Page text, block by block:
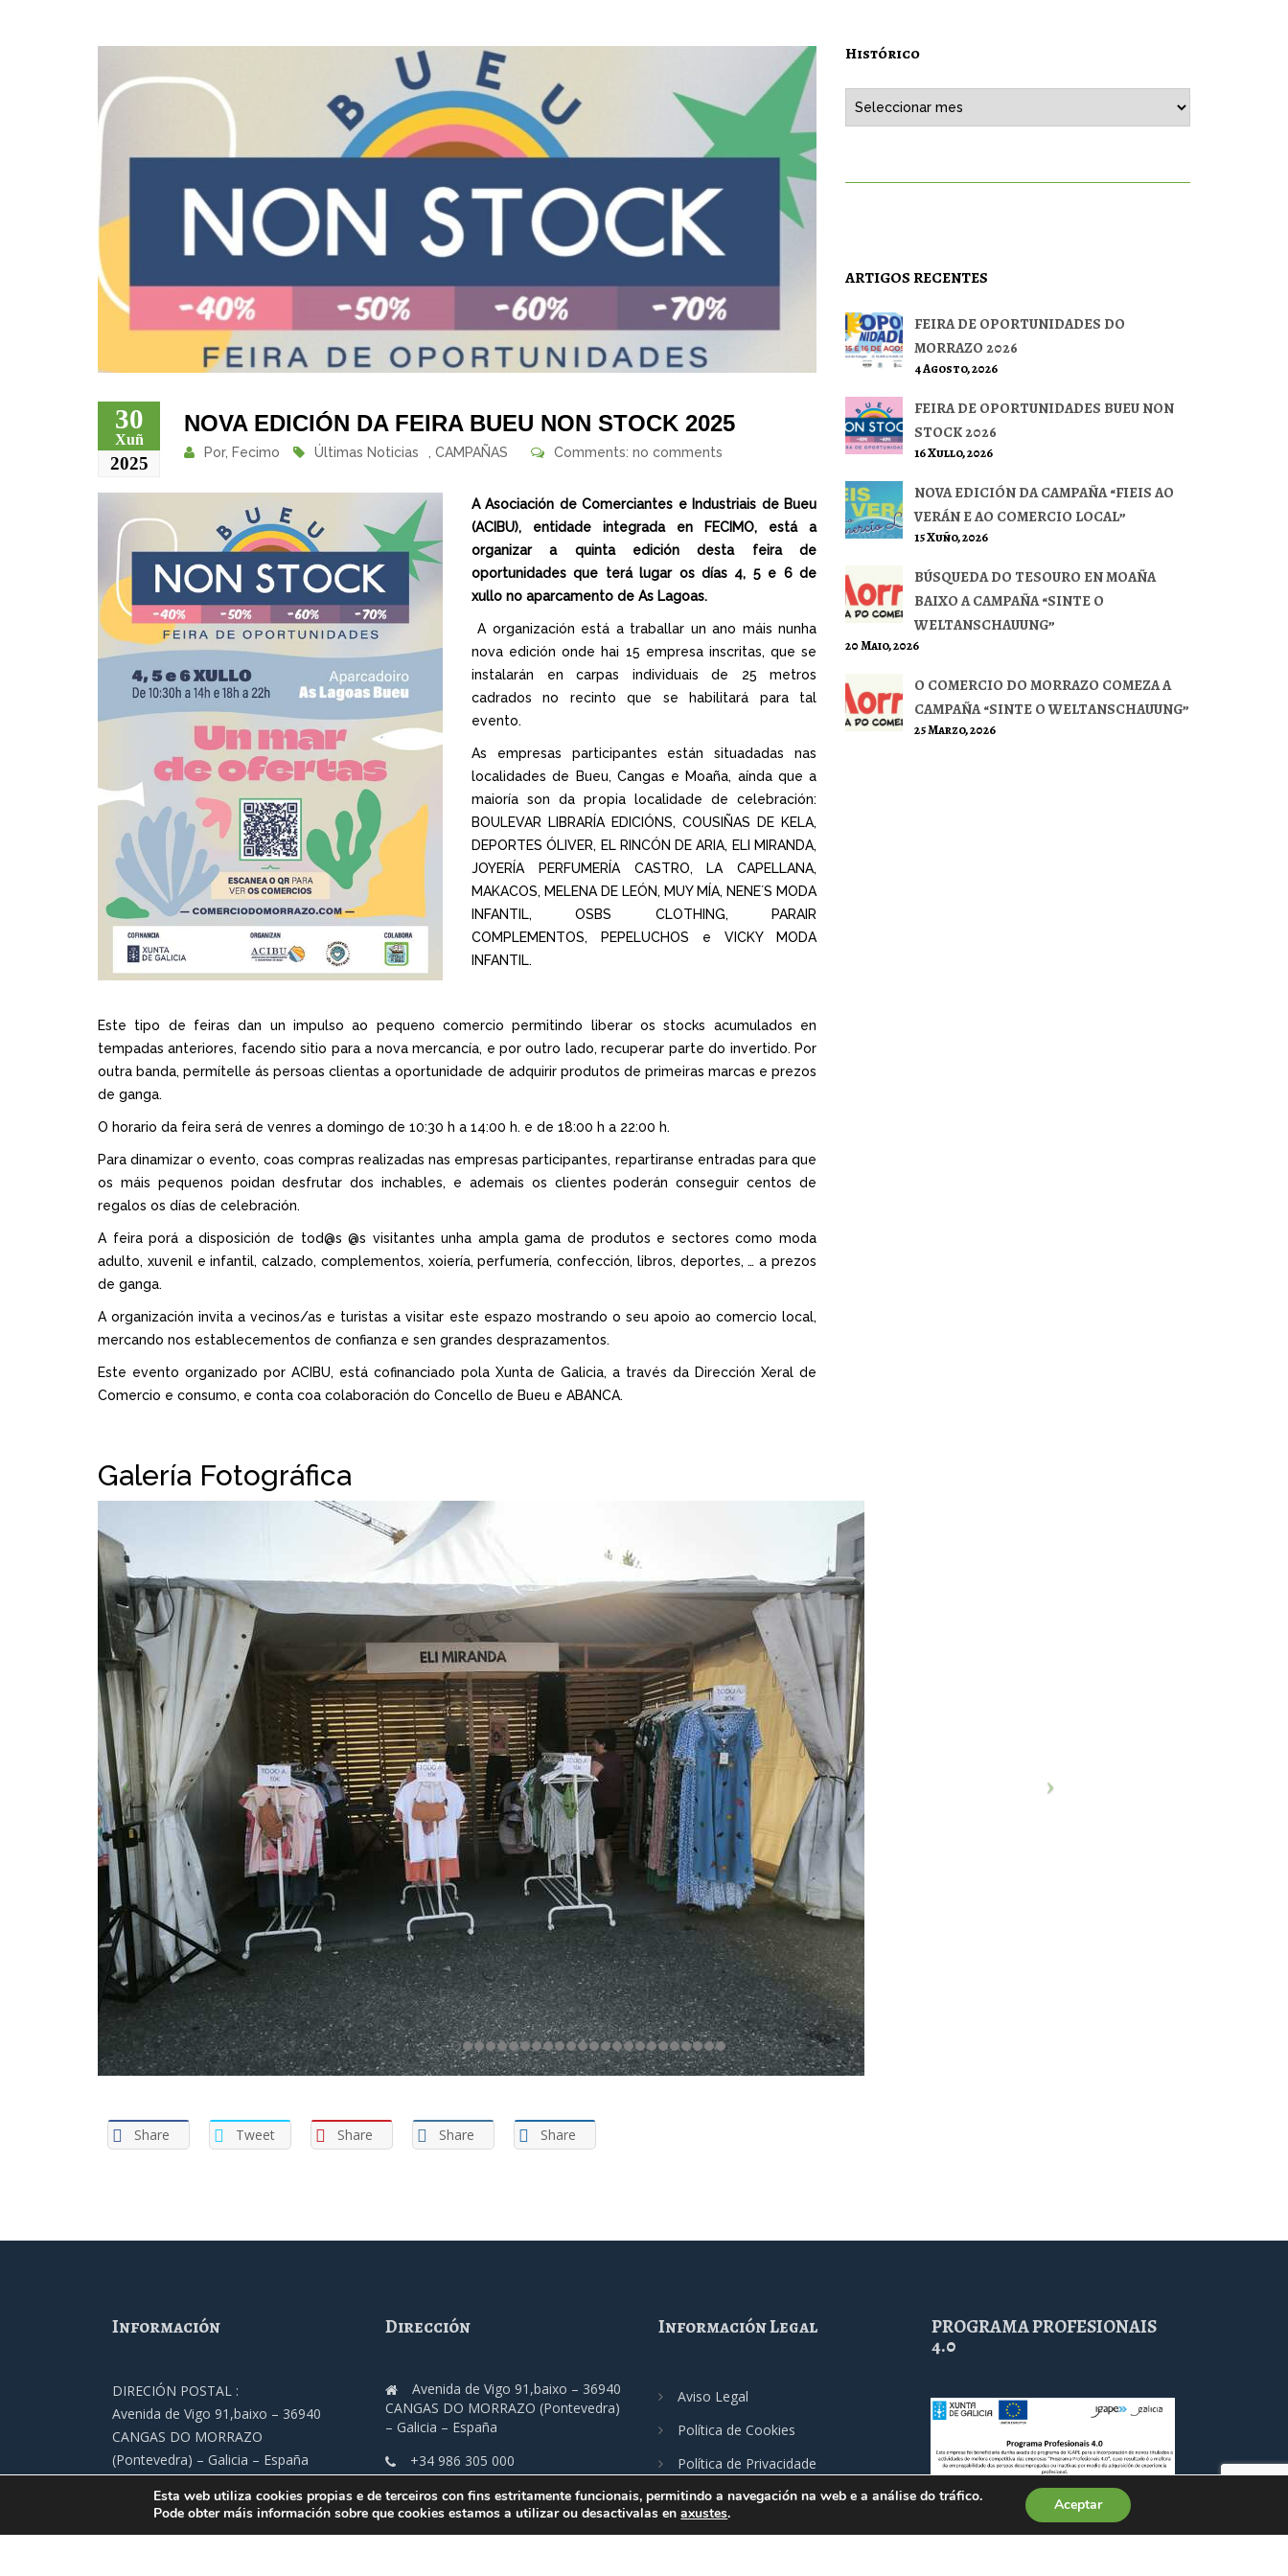
30
Xuñ
2025
NOVA EDICIÓN DA FEIRA BUEU NON STOCK 2025
Por, Fecimo Últimas Noticias CAMPAÑAS Comments: no comments
A Asociación de Comerciantes e Industriais de Bueu
(ACIBU), entidade integrada en FECIMO, está a
organizar a quinta edición desta feira de
oportunidades que terá lugar os días 4, 5 e 6 de
xullo no aparcamento de As Lagoas.
A organización está a traballar un ano máis nunha
nova edición onde hai 15 empresa inscritas, que se
instalarán en carpas individuais de 25 metros
cadrados no recinto que se habilitará para tal
evento.
As empresas participantes están situadadas nas
localidades de Bueu, Cangas e Moaña, aínda que a
maioría son da propia localidade de celebración:
BOULEVAR LIBRARÍA EDICIÓNS, COUSIÑAS DE KELA,
DEPORTES ÓLIVER, EL RINCÓN DE ARIA, ELI MIRANDA,
JOYERÍA PERFUMERÍA CASTRO, LA CAPELLANA,
MAKACOS, MELENA DE LEÓN, MUY MÍA, NENE´S MODA
INFANTIL, OSBS CLOTHING, PARAIR
COMPLEMENTOS, PEPELUCHOS e VICKY MODA
INFANTIL.
Este tipo de feiras dan un impulso ao pequeno comercio permitindo liberar os stocks acumulados en
tempadas anteriores, facendo sitio para a nova mercancía, e por outro lado, recuperar parte do invertido. Por
outra banda, permítelle ás persoas clientas a oportunidade de adquirir produtos de primeiras marcas e prezos
de ganga.
O horario da feira será de venres a domingo de 10:30 h a 14:00 h. e de 18:00 h a 22:00 h.
Para dinamizar o evento, coas compras realizadas nas empresas participantes, repartiranse entradas para que
os máis pequenos poidan desfrutar dos inchables, e ademais os clientes poderán conseguir centos de
regalos os días de celebración.
A feira porá a disposición de tod@s @s visitantes unha ampla gama de produtos e sectores como moda
adulto, xuvenil e infantil, calzado, complementos, xoiería, perfumería, confección, libros, deportes, … a prezos
de ganga.
A organización invita a vecinos/as e turistas a visitar este espazo mostrando o seu apoio ao comercio local,
mercando nos establecementos de confianza e sen grandes desprazamentos.
Este evento organizado por ACIBU, está cofinanciado pola Xunta de Galicia, a través da Dirección Xeral de
Comercio e consumo, e conta coa colaboración do Concello de Bueu e ABANCA.
Galería Fotográfica
Share Tweet Share Share Share
Histórico
ARTIGOS RECENTES
FEIRA DE OPORTUNIDADES DO
MORRAZO 2026
4 Agosto, 2026
FEIRA DE OPORTUNIDADES BUEU NON
STOCK 2026
16 Xullo, 2026
NOVA EDICIÓN DA CAMPAÑA “FIEIS AO
VERÁN E AO COMERCIO LOCAL”
15 Xuño, 2026
BÚSQUEDA DO TESOURO EN MOAÑA
BAIXO A CAMPAÑA “SINTE O
WELTANSCHAUUNG”
20 Maio, 2026
O COMERCIO DO MORRAZO COMEZA A
CAMPAÑA “SINTE O WELTANSCHAUUNG”
25 Marzo, 2026
Información
DIRECIÓN POSTAL :
Avenida de Vigo 91,baixo – 36940
CANGAS DO MORRAZO
(Pontevedra) – Galicia – España
+34 986 305 000
Dirección
Avenida de Vigo 91,baixo – 36940
CANGAS DO MORRAZO (Pontevedra)
– Galicia – España
+34 986 305 000
fecimo@fecimo.es
Información Legal
Aviso Legal
Política de Cookies
Política de Privacidade
PROGRAMA PROFESIONAIS
4.0
Esta web utiliza cookies propias e de terceiros con fins estritamente funcionais, permitindo a navegación na web e a análise do tráfico.
Pode obter máis información sobre que cookies estamos a utilizar ou desactivalas enaxustes. Aceptar